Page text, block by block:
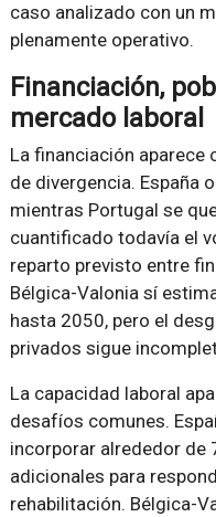
caso analizado con un
plenamente operativo.
Financiación,
mercado laboral
La financiación aparece
de divergencia. España
mientras Portugal se
cuantificado todavía el
reparto previsto entre
Bélgica-Valonia sí
hasta 2050, pero el
privados sigue
La capacidad laboral
desafíos comunes.
incorporar alrededor de
adicionales para
rehabilitación. Bélgica-